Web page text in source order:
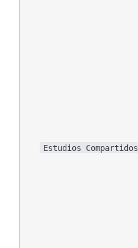
Estudios Compartidos